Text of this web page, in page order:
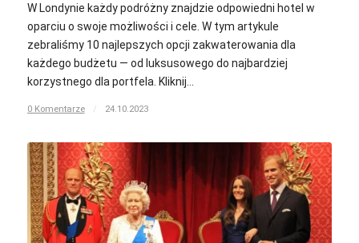
W Londynie każdy podróżny znajdzie odpowiedni hotel w
oparciu o swoje możliwości i cele. W tym artykule
zebraliśmy 10 najlepszych opcji zakwaterowania dla
każdego budżetu — od luksusowego do najbardziej
korzystnego dla portfela. Kliknij…
0 Komentarze / 24.10.2023